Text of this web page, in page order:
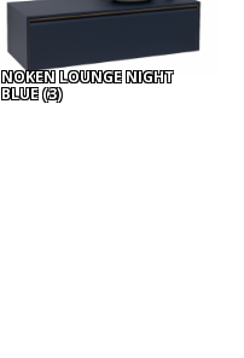
NOKEN LOUNGE NIGHT
BLUE(3)